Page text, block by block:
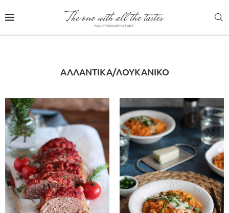
ΑΛΛΑΝΤΙΚΑ/ΛΟΥΚΑΝΙΚΟ